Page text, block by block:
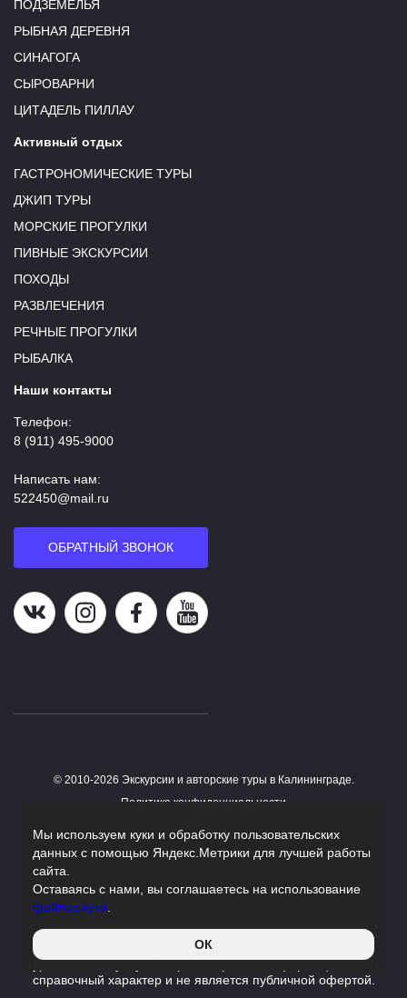
ПОДЗЕМЕЛЬЯ
РЫБНАЯ ДЕРЕВНЯ
СИНАГОГА
СЫРОВАРНИ
ЦИТАДЕЛЬ ПИЛЛАУ
Активный отдых
ГАСТРОНОМИЧЕСКИЕ ТУРЫ
ДЖИП ТУРЫ
МОРСКИЕ ПРОГУЛКИ
ПИВНЫЕ ЭКСКУРСИИ
ПОХОДЫ
РАЗВЛЕЧЕНИЯ
РЕЧНЫЕ ПРОГУЛКИ
РЫБАЛКА
Наши контакты
Телефон:
8 (911) 495-9000
Написать нам:
522450@mail.ru
ОБРАТНЫЙ ЗВОНОК
Наша группа в ВКНаша страница в Instagram
Наша группа в Facebook
Наш канал на YouTube
© 2010-2026 Экскурсии и авторские туры в Калининграде.
Политика конфиденциальности
Работает на HostCMS
Данный сайт является информационным сервисом,
помогающим с поиском экскурсий и туров и не оказывает
туристических услуг. Вся размещенная информация носит
справочный характер и не является публичной офертой.
Мы используем куки и обработку пользовательских
данных с помощью Яндекс.Метрики для лучшей работы
сайта.
Оставаясь с нами, вы соглашаетесь на использование
файлов куки
ОК